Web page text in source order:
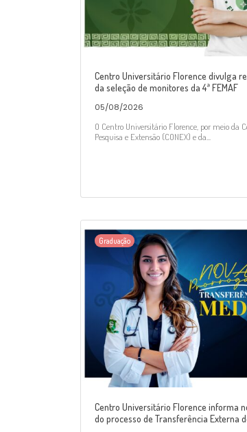
Centro Universitário Florence divulga
da seleção de monitores da 4ª FEMAF
05/08/2026
O Centro Universitário Florence, por meio da
Pesquisa e Extensão (CONEX) e da...
Graduação
Centro Universitário Florence informa
do processo de Transferência Externa